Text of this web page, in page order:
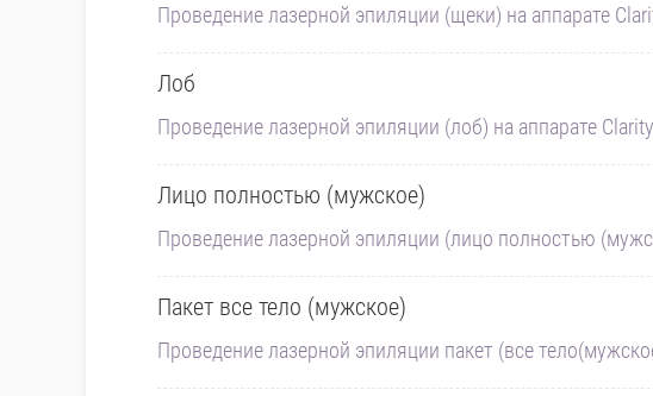
Проведение лазерной эпиляции (щеки) на аппарате
Лоб
Проведение лазерной эпиляции (лоб) на аппарате Clarity
Лицо полностью (мужское)
Проведение лазерной эпиляции (лицо полностью
Пакет все тело (мужское)
Проведение лазерной эпиляции пакет (все